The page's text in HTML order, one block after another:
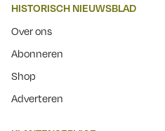
HISTORISCH NIEUWSBLAD
Over ons
Abonneren
Shop
Adverteren